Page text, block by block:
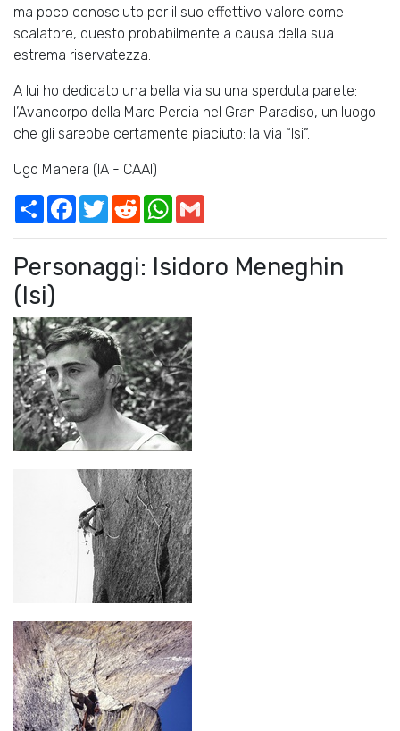
ma poco conosciuto per il suo effettivo valore come
scalatore, questo probabilmente a causa della sua
estrema riservatezza.
A lui ho dedicato una bella via su una sperduta parete:
l’Avancorpo della Mare Percia nel Gran Paradiso, un luogo
che gli sarebbe certamente piaciuto: la via “Isi”.
Ugo Manera (IA - CAAI)
ShareFacebook
TwitterRedditWhatsApp
Personaggi: Isidoro Meneghin
(Isi)